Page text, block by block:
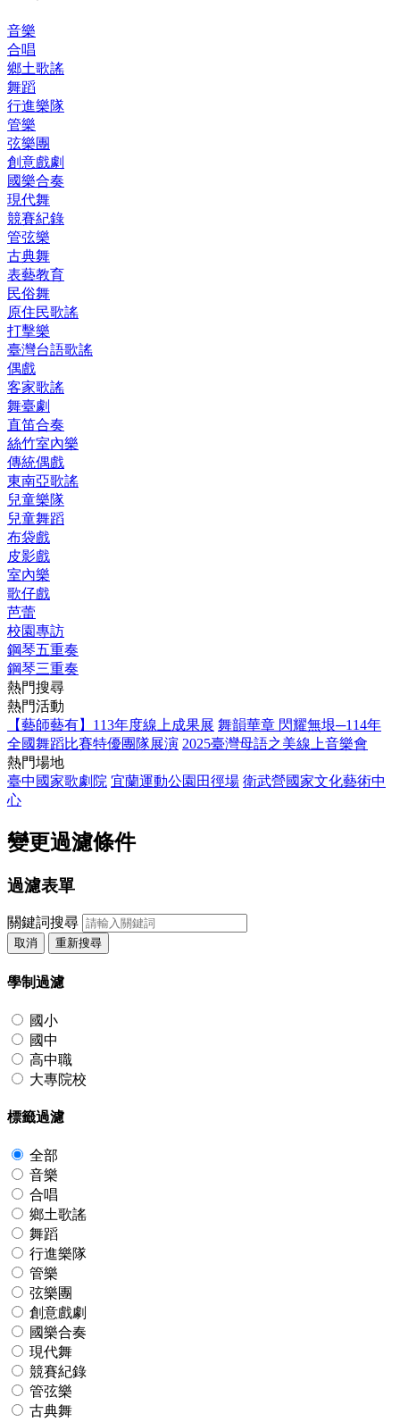
音樂
合唱
鄉土歌謠
舞蹈
行進樂隊
管樂
弦樂團
創意戲劇
國樂合奏
現代舞
競賽紀錄
管弦樂
古典舞
表藝教育
民俗舞
原住民歌謠
打擊樂
臺灣台語歌謠
偶戲
客家歌謠
舞臺劇
直笛合奏
絲竹室內樂
傳統偶戲
東南亞歌謠
兒童樂隊
兒童舞蹈
布袋戲
皮影戲
室內樂
歌仔戲
芭蕾
校園專訪
鋼琴五重奏
鋼琴三重奏
熱門搜尋
熱門活動
【藝師藝有】113年度線上成果展 舞韻華章 閃耀無垠─114年
全國舞蹈比賽特優團隊展演 2025臺灣母語之美線上音樂會
熱門場地
臺中國家歌劇院 宜蘭運動公園田徑場 衛武營國家文化藝術中
心
變更過濾條件
過濾表單
關鍵詞搜尋
取消 重新搜尋
學制過濾
國小
國中
高中職
大專院校
標籤過濾
全部
音樂
合唱
鄉土歌謠
舞蹈
行進樂隊
管樂
弦樂團
創意戲劇
國樂合奏
現代舞
競賽紀錄
管弦樂
古典舞